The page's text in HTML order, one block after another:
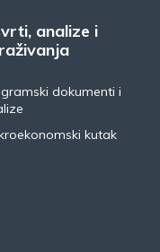
analize i
dokumenti i
kutak